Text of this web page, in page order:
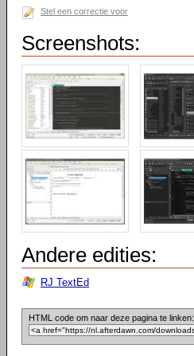
Stel een correctie voor
Screenshots:
Andere edities:
RJ TextEd
HTML code om naar deze pagina te linken: